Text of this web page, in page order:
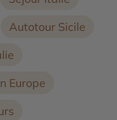
Autotour Sicile
Europe